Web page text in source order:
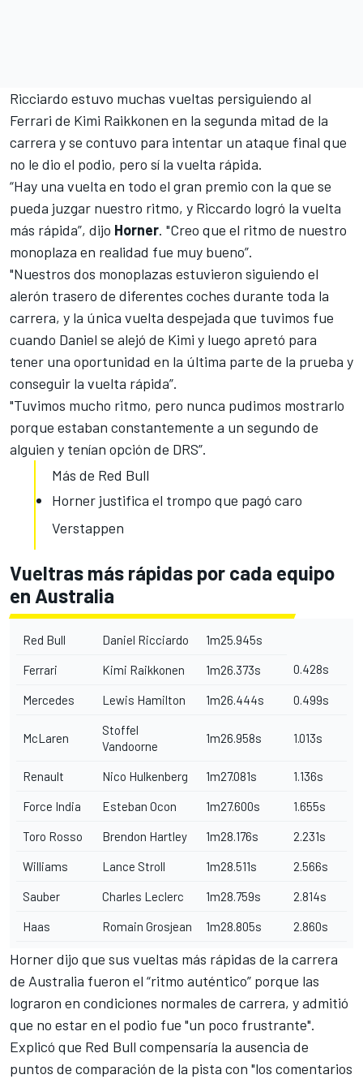
Ricciardo estuvo muchas vueltas persiguiendo al
Ferrari de Kimi Raikkonen en la segunda mitad de la
carrera y se contuvo para intentar un ataque final que
no le dio el podio, pero sí la vuelta rápida.
“Hay una vuelta en todo el gran premio con la que se
pueda juzgar nuestro ritmo, y Riccardo logró la vuelta
más rápida”, dijo Horner. "Creo que el ritmo de nuestro
monoplaza en realidad fue muy bueno”.
"Nuestros dos monoplazas estuvieron siguiendo el
alerón trasero de diferentes coches durante toda la
carrera, y la única vuelta despejada que tuvimos fue
cuando Daniel se alejó de Kimi y luego apretó para
tener una oportunidad en la última parte de la prueba y
conseguir la vuelta rápida”.
"Tuvimos mucho ritmo, pero nunca pudimos mostrarlo
porque estaban constantemente a un segundo de
alguien y tenían opción de DRS”.
Más de Red Bull
Horner justifica el trompo que pagó caro
Verstappen
Vueltras más rápidas por cada equipo
en Australia
Red Bull Daniel Ricciardo 1m25.945s
Ferrari Kimi Raikkonen 1m26.373s 0.428s
Mercedes Lewis Hamilton 1m26.444s 0.499s
McLaren
Stoffel
Vandoorne
1m26.958s 1.013s
Renault Nico Hulkenberg 1m27.081s 1.136s
Force India Esteban Ocon 1m27.600s 1.655s
Toro Rosso Brendon Hartley 1m28.176s 2.231s
Williams Lance Stroll 1m28.511s 2.566s
Sauber Charles Leclerc 1m28.759s 2.814s
Haas Romain Grosjean 1m28.805s 2.860s
Horner dijo que sus vueltas más rápidas de la carrera
de Australia fueron el “ritmo auténtico” porque las
lograron en condiciones normales de carrera, y admitió
que no estar en el podio fue "un poco frustrante".
Explicó que Red Bull compensaría la ausencia de
puntos de comparación de la pista con "los comentarios